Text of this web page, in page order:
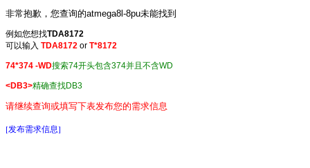
非常抱歉，您查询的atmega8l-8pu未能找到
例如您想找TDA8172
可以输入 TDA8172 or T*8172
74*374 -WD搜索74开头包含374并且不含WD
<DB3>精确查找DB3
请继续查询或填写下表发布您的需求信息
[发布需求信息]